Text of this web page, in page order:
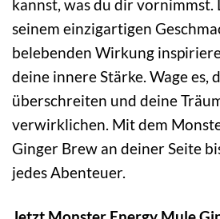
kannst, was du dir vornimmst.
seinem einzigartigen
belebenden Wirkung
deine innere Stärke. Wage es,
überschreiten und deine
verwirklichen. Mit dem
Ginger Brew an deiner Seite
jedes Abenteuer.